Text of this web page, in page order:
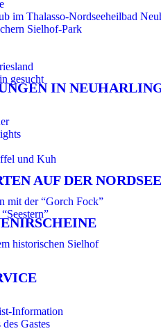
im Thalasso-Nordseeheilbad
Sielhof-Park
gesucht
IN
und Kuh
AUF DER NORDSEE
mit der “Gorch Fock”
historischen Sielhof
Information
Gastes